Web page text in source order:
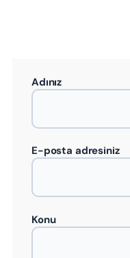
Adınız
E-posta adresiniz
Konu